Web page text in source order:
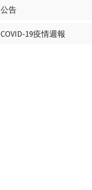
公告
COVID-19疫情週報